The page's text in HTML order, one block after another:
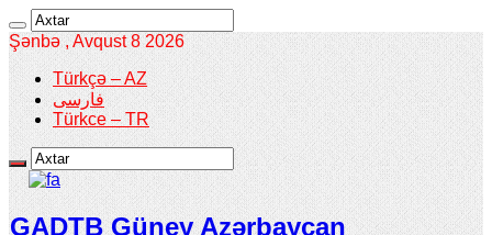
Şənbə , Avqust 8 2026
Türkçə – AZ
فارسی
Türkce – TR
GADTB Güney Azərbaycan